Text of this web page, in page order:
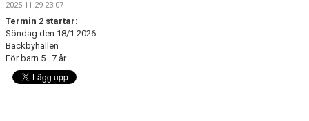
2025-11-29 23:07
Termin 2 startar:
Söndag den 18/1 2026
Bäckbyhallen
För barn 5–7 år